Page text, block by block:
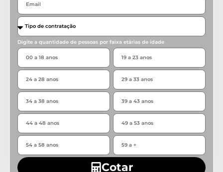
Digite a quantidade de pessoas por faixa etárias de idade
Cotar